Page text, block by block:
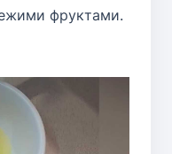
фруктами.